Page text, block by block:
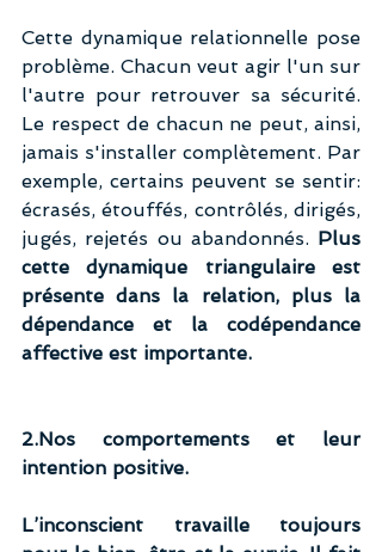
Cette dynamique relationnelle pose
problème. Chacun veut agir l'un sur
l'autre pour retrouver sa sécurité.
Le respect de chacun ne peut, ainsi,
jamais s'installer complètement. Par
exemple, certains peuvent se sentir:
écrasés, étouffés, contrôlés, dirigés,
jugés, rejetés ou abandonnés. Plus
cette dynamique triangulaire est
présente dans la relation, plus la
dépendance et la codépendance
affective est importante.
2.Nos comportements et leur
intention positive.
L’inconscient travaille toujours